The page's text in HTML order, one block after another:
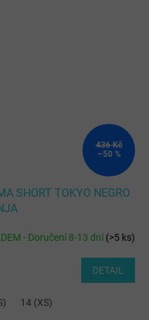
436 Kč
–50 %
SHORT TOKYO NEGRO
- Doručení 8-13 dní(>5 ks)
DETAIL
14 (XS)